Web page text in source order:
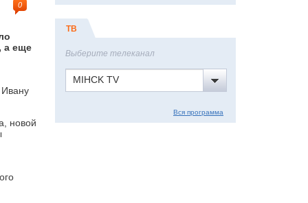
0
а еще
новой
ТВ
Выберите телеканал
MIHCK TV
Вся программа